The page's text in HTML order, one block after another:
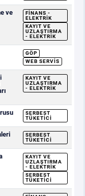
ve
FINANS -
ELEKTRIK
KAYIT VE
UZLAŞTIRMA
- ELEKTRIK
GÖP
WEB SERVIS
KAYIT VE
UZLAŞTIRMA
- ELEKTRIK
SERBEST
TÜKETICI
SERBEST
TÜKETICI
KAYIT VE
UZLAŞTIRMA
- ELEKTRIK
SERBEST
TÜKETICI